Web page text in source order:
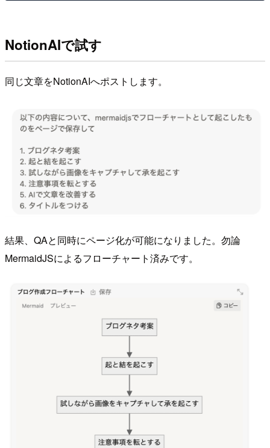
NotionAIで試す
同じ文章をNotionAIへポストします。
結果、QAと同時にページ化が可能になりました。勿論
MermaidJSによるフローチャート済みです。